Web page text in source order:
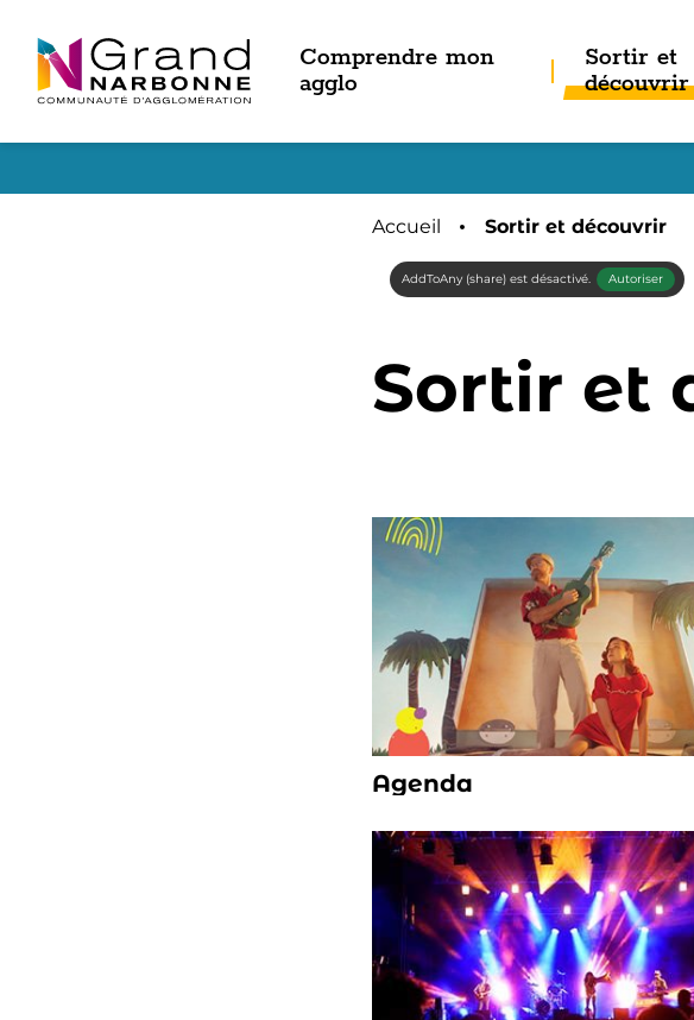
Comprendre mon
agglo
Accès au sous-
Sortir et
découvrir
Accueil Page active :
Sortir et découvrir
AddToAny (share) est désactivé. Autoriser
Sortir et
Agenda